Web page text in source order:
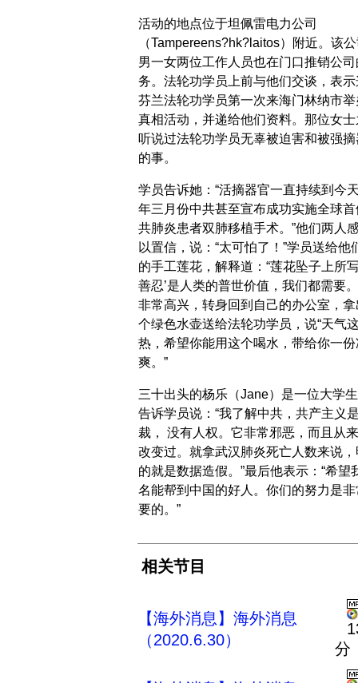
活动的地点位于坦佩雷电力公司
（Tampereens?hk?laitos）附近。该
男一女两位工作人员也在门口推销公司
务。法轮功学员上前与他们交谈，表示
芬兰法轮功学员第一次来海门林纳市举
真相活动，并递给他们资料。那位女士
听说过法轮功学员无辜被迫害和被强摘
的事。
学员告诉她：“活摘器官一直持续到今
年三月份中共甚至宣布成功实施全球首
共肺炎患者双肺移植手术。”他们两人
以置信，说：“太可怕了！”学员送给他
的手工莲花，解释道：“莲花坠子上所
善忍’是人类的普世价值，我们都需要
非常高兴，转身回到自己的办公室，拿
个绿色水壶送给法轮功学员，说“天气
热，希望你能用这个喝水，带给你一份
爽。”
三十出头的杨乐（Jane）是一位大学
告诉学员说：“我了解中共，共产主义
裁， 没有人权。它非常邪恶，而且从
改变过。就拿武汉肺炎死亡人数来说，
的就是数据造假。”最后他表示：“希望
名能帮到中国的好人。你们的努力是非
要的。”
相关节目
【海外消息】海外消息
（2020.6.30）
分